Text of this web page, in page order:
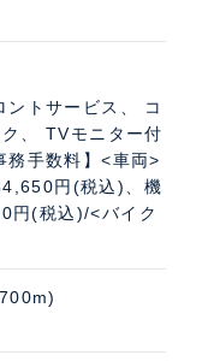
トサービス、 コ
、 TVモニター付
務手数料】<車両>
円(税込)、機
円(税込)/<バイク